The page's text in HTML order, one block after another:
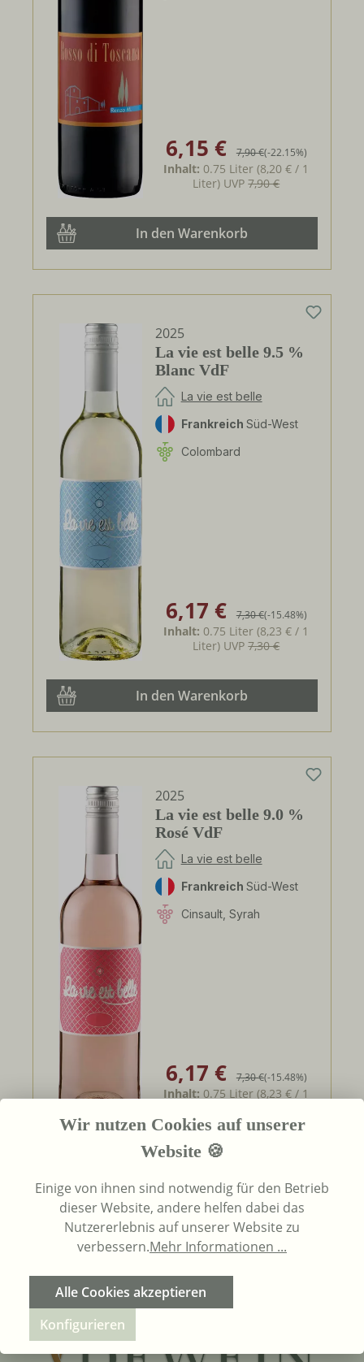
Verkaufspreis:
6,15 € Regulärer Preis:
7,90 €(-22.15%)
Inhalt: 0.75 Liter(8,20 € / 1
Liter) UVP7,90 €
In den Warenkorb
2025
La vie est belle 9.5 %
Blanc VdF
La vie est belle
Frankreich Süd-West
Colombard
Verkaufspreis:
6,17 € Regulärer Preis:
7,30 €(-15.48%)
Inhalt: 0.75 Liter(8,23 € / 1
Liter) UVP7,30 €
In den Warenkorb
2025
La vie est belle 9.0 %
Rosé VdF
La vie est belle
Frankreich Süd-West
Cinsault, Syrah
Verkaufspreis:
6,17 € Regulärer Preis:
7,30 €(-15.48%)
Inhalt:0.75 Liter(8,23 € / 1
In den Warenkorb
Seite
1 Seite
2 Seite
3 Seite
4 Seite
5
Wir nutzen Cookies auf unserer
Website 🍪
Einige von ihnen sind notwendig für den Betrieb
dieser Website, andere helfen dabei das
Nutzererlebnis auf unserer Website zu
verbessern.Mehr Informationen ...
Alle Cookies akzeptieren
Konfigurieren